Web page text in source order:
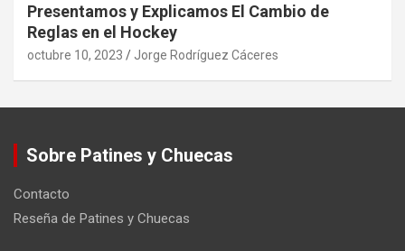
Presentamos y Explicamos El Cambio de
Reglas en el Hockey
octubre 10, 2023 Jorge Rodríguez Cáceres
Sobre Patines y Chuecas
Contacto
Reseña de Patines y Chuecas